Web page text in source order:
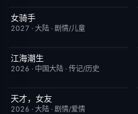
7月15日更新
女骑手
2027 · 大陆 · 剧情/儿童
更新至第28集
江海潮生
2026 · 中国大陆 · 传记/历史
更新至第18集
天才，女友
2026 · 大陆 · 剧情/爱情